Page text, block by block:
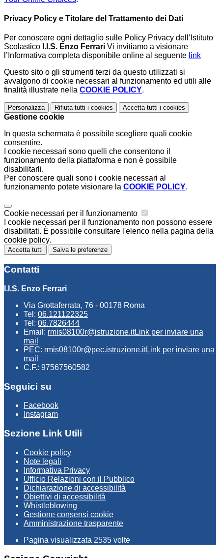
Privacy Policy e Titolare del Trattamento dei Dati
Per conoscere ogni dettaglio sulle Policy Privacy dell’Istituto
Scolastico I.I.S. Enzo Ferrari Vi invitiamo a visionare
l’Informativa completa disponibile online al seguente link
Questo sito o gli strumenti terzi da questo utilizzati si
avvalgono di cookie necessari al funzionamento ed utili alle
finalità illustrate nella COOKIE POLICY.
Personalizza Rifiuta tutti i cookies Accetta tutti i cookies
Gestione cookie
In questa schermata è possibile scegliere quali cookie
consentire.
I cookie necessari sono quelli che consentono il
funzionamento della piattaforma e non è possibile
disabilitarli.
Per conoscere quali sono i cookie necessari al
funzionamento potete visionare la COOKIE POLICY.
Cookie necessari per il funzionamento
I cookie necessari per il funzionamento non possono essere
disabilitati. È possibile consultare l'elenco nella pagina della
cookie policy.
Accetta tutti Salva le preferenze
Contatti
I.I.S. Enzo Ferrari
Via Grottaferrata, 76 - 00178 Roma
Tel: 06.121122325
Tel: 06.7826444
Email: rmis08100r@istruzione.itLink per inviare una
mail
PEC: rmis08100r@pec.istruzione.itLink per inviare una
mail
C.F.: 97567560582
Seguici su
Facebook
Instagram
Sezione Link Utili
Cookie policy
Note legali
Informativa Privacy
Ufficio Relazioni con il Pubblico
Dichiarazione di accessibilità
Obiettivi di accessibilità
Whistleblowing
Gestione consensi cookie
Amministrazione trasparente
Pagina visualizzata 2535 volte